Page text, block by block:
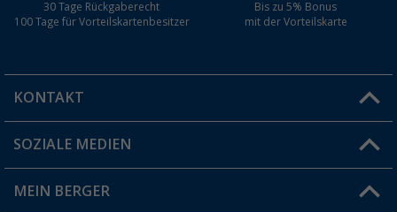
30 Tage Rückgaberecht
100 Tage für Vorteilskartenbesitzer
Bis zu 5% Bonus
mit der Vorteilskarte
KONTAKT
Du hast eine Frage?
Filiale finden
SOZIALE MEDIEN
MEIN BERGER